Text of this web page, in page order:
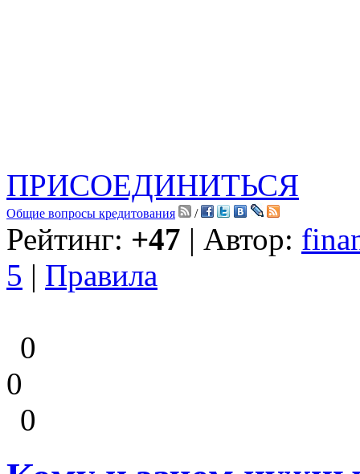
ПРИСОЕДИНИТЬСЯ
Общие вопросы кредитования /
Рейтинг: +47 | Автор:
5 | Правила
0
0
0